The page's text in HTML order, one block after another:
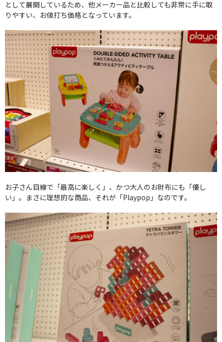
として展開しているため、他メーカー品と比較しても非常に手に取
りやすい、お値打ち価格となっています。
お子さん目線で「最高に楽しく」、かつ大人のお財布にも「優し
い」。まさに理想的な商品、それが「Playpop」なのです。